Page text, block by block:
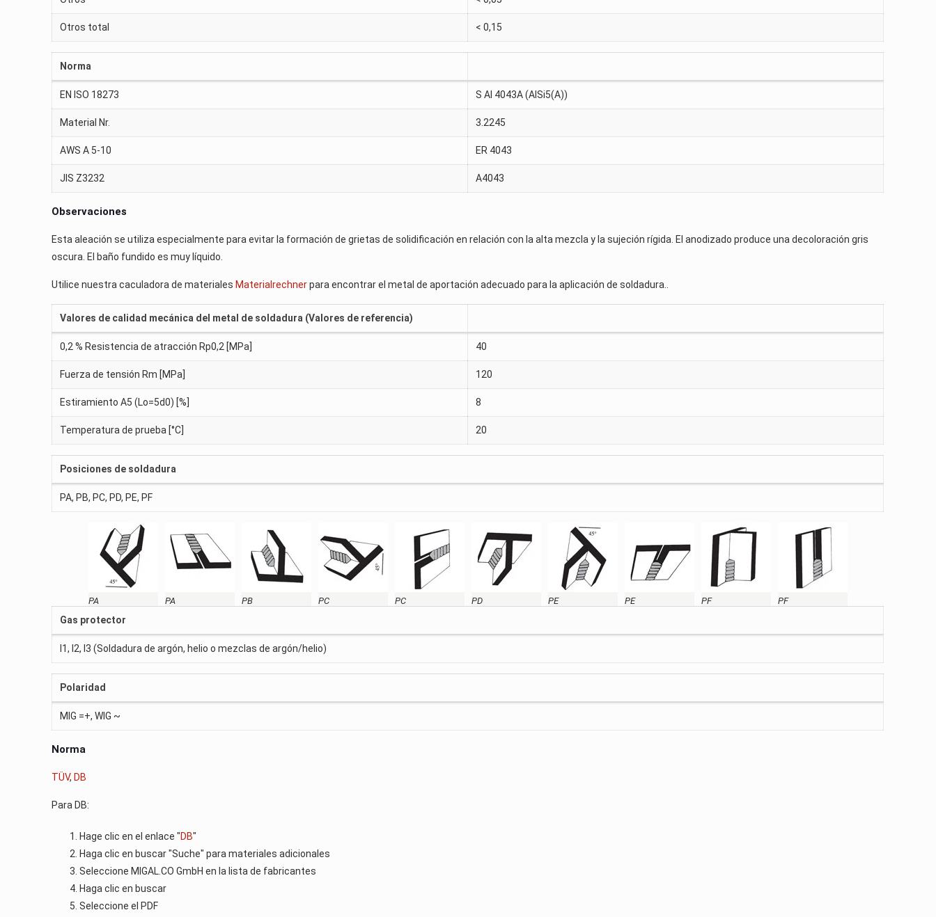
Otros total < 0,15
Norma
EN ISO 18273 S Al 4043A (AlSi5(A))
Material Nr. 3.2245
AWS A 5-10 ER 4043
JIS Z3232 A4043
Observaciones
Esta aleación se utiliza especialmente para evitar la formación de grietas de solidificación en relación con la alta mezcla y la sujeción rígida. El anodizado produce una decoloración gris
oscura. El baño fundido es muy líquido.
Utilice nuestra caculadora de materiales Materialrechnerpara encontrar el metal de aportación adecuado para la aplicación de soldadura..
Valores de calidad mecánica del metal de soldadura (Valores de referencia)
0,2 % Resistencia de atracción Rp0,2 [MPa] 40
Fuerza de tensión Rm [MPa] 120
Estiramiento A5 (Lo=5d0) [%] 8
Temperatura de prueba [°C] 20
Posiciones de soldadura
PA, PB, PC, PD, PE, PF
PA PA PB PC PC PD PE PE PF PF
Gas protector
I1, I2, I3 (Soldadura de argón, helio o mezclas de argón/helio)
Polaridad
MIG =+, WIG ~
Norma
TÜV, DB
Para DB:
Hage clic en el enlace "DB"
Haga clic en buscar "Suche" para materiales adicionales
Seleccione MIGAL.CO GmbH en la lista de fabricantes
Haga clic en buscar
Seleccione el PDF